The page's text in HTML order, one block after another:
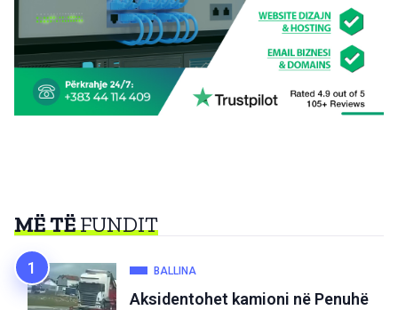
MË TËFUNDIT
BALLINA
Aksidentohet kamioni në Penuhë